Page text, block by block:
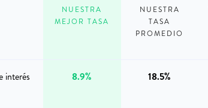
NUESTRA
MEJOR TASA
NUESTRA
TASA
PROMEDIO
interés
8.9% 18.5%